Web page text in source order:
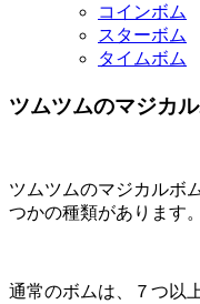
コインボム
スターボム
タイムボム
ツムツムのマジカ
ツムツムのマジカルボ
つかの種類があります。
通常のボムは、７つ以